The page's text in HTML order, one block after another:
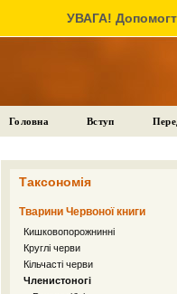
УВАГА!
Головна Вступ
Таксономія
Тварини Червоної книги
Кишковопорожнинні
Круглі черви
Кільчасті черви
Членистоногі